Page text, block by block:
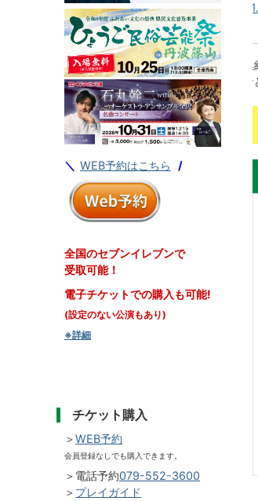
＼ WEB予約はこちら /
全国のセブンイレブンで
受取可能！
電子チケットでの購入も可能!
(設定のない公演もあり)
※詳細
チケット購入
＞WEB予約
会員登録なしでも購入できます。
＞電話予約079-552-3600
＞ プレイガイド
篠山(PDFファイル:1.2MB)
伝統芸能が一堂に集結！
太鼓や民謡、踊りなど、
ひご覧ください！